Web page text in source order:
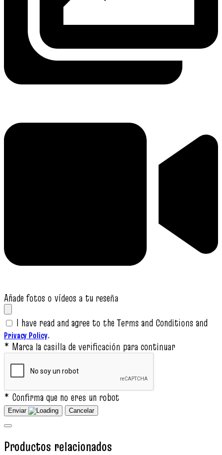
Añade fotos o vídeos a tu reseña
I have read and agree to the Terms and Conditions and
Privacy Policy.
* Marca la casilla de verificación para continuar
* Confirma que no eres un robot
Enviar Cancelar
Productos relacionados